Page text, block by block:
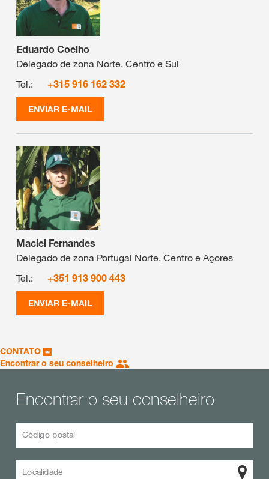
Eduardo Coelho
Delegado de zona Norte, Centro e Sul
Tel.:
+315 916 162 332
ENVIAR E-MAIL
Maciel Fernandes
Delegado de zona Portugal Norte, Centro e Açores
Tel.:
+351 913 900 443
ENVIAR E-MAIL
CONTATO
Encontrar o seu conselheiro
Encontrar o seu conselheiro
Código postal
Localidade